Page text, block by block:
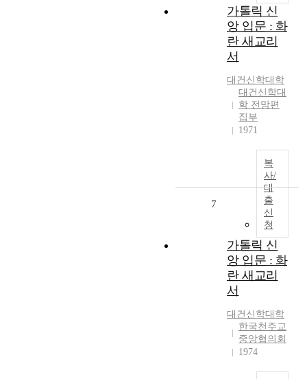
가톨릭 신
앙 입문 : 화
란 새교리
서
대건신학대학
대건신학대
학 전망편
집부
1971
복
사/
대
출
신
청
7
가톨릭 신
앙 입문 : 화
란 새교리
서
대건신학대학
한국천주교
중앙협의회
1974